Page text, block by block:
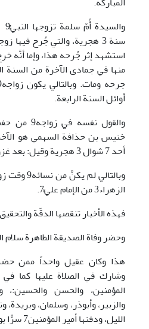
سنة 3 هجرية، والتي جُرح
استشهد إثر جُرحه هذا، وإما أنَّه
منها في جمادى الآخرة من السنة
أوائل السنة الرابعة.
والقول
خنيس بن حذافة السهمي هو
أحد 7 شوال 3 هجرية وقيل: بعد غزوة بدر...
وبالتالي
الزهراء3 من الإمام عليٍّ7.
فهذه الأخبار تنقصها الدقّة
وحضر وفاة الصديقة الطاهرة سلام
هذا وكان عقيل واحداً ممن حضر
وشارك في الصلاة عليها كما في
المؤمنين، والحسن والحسين:،
والزبير، وأبوذر، وسلمان،
الليل، ودفنها أمير المؤمنين7 سرًّا بوصية منها في ذلك!